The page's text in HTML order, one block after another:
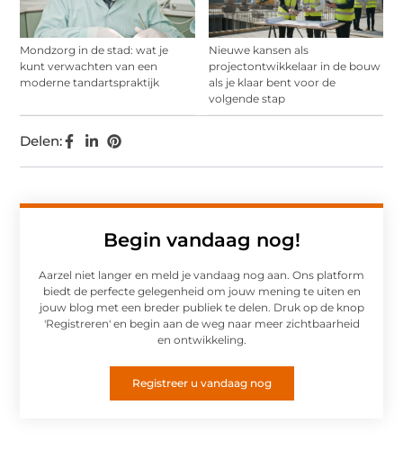
Mondzorg in de stad: wat je
kunt verwachten van een
moderne tandartspraktijk
Nieuwe kansen als
projectontwikkelaar in de bouw
als je klaar bent voor de
volgende stap
Begin vandaag nog!
Aarzel niet langer en meld je vandaag nog aan. Ons platform
biedt de perfecte gelegenheid om jouw mening te uiten en
jouw blog met een breder publiek te delen. Druk op de knop
'Registreren' en begin aan de weg naar meer zichtbaarheid
en ontwikkeling.
Registreer u vandaag nog
Delen: